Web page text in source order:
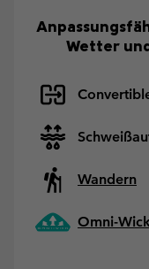
Wetter
Wandern
Omni-